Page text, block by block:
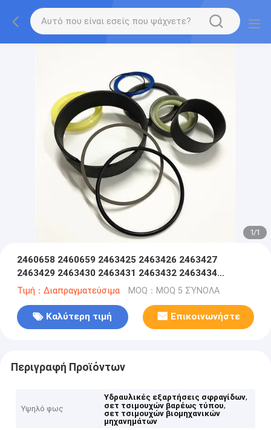
1/1
2460658 2460659 2463425 2463426 2463427
2463429 2463430 2463431 2463432 2463434
2463435 246343437
Τιμή：Διαπραγματεύσιμα MOQ：MOQ 5 ΣΎΝΟΛΑ
Καλύτερη τιμή Επικοινωνήστε
Περιγραφή Προϊόντων
Υψηλό φως
Υδραυλικές εξαρτήσεις σφραγίδων,
σετ τσιμουχών βαρέως τύπου,
σετ τσιμουχών βιομηχανικών
μηχανημάτων